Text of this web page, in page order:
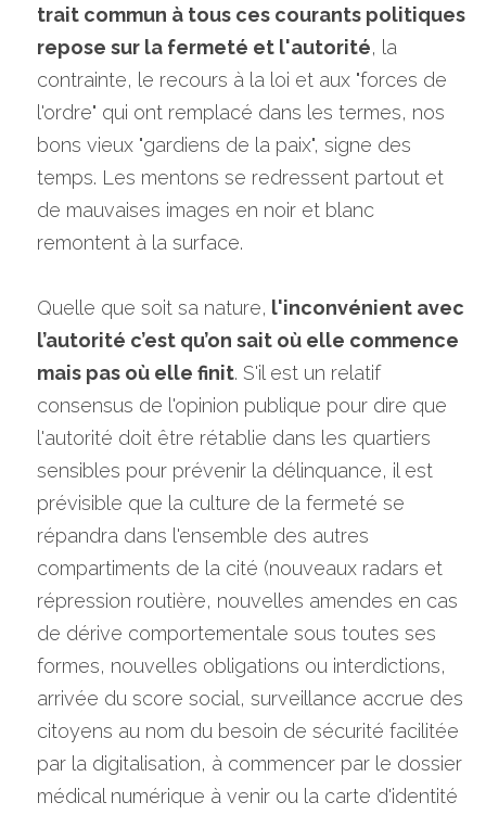
trait commun à tous ces courants politiques
repose sur la fermeté et l'autorité, la
contrainte, le recours à la loi et aux "forces de
l'ordre" qui ont remplacé dans les termes, nos
bons vieux "gardiens de la paix", signe des
temps. Les mentons se redressent partout et
de mauvaises images en noir et blanc
remontent à la surface.
Quelle que soit sa nature, l'inconvénient avec
l’autorité c’est qu’on sait où elle commence
mais pas où elle finit. S'il est un relatif
consensus de l'opinion publique pour dire que
l'autorité doit être rétablie dans les quartiers
sensibles pour prévenir la délinquance, il est
prévisible que la culture de la fermeté se
répandra dans l'ensemble des autres
compartiments de la cité (nouveaux radars et
répression routière, nouvelles amendes en cas
de dérive comportementale sous toutes ses
formes, nouvelles obligations ou interdictions,
arrivée du score social, surveillance accrue des
citoyens au nom du besoin de sécurité facilitée
par la digitalisation, à commencer par le dossier
médical numérique à venir ou la carte d'identité